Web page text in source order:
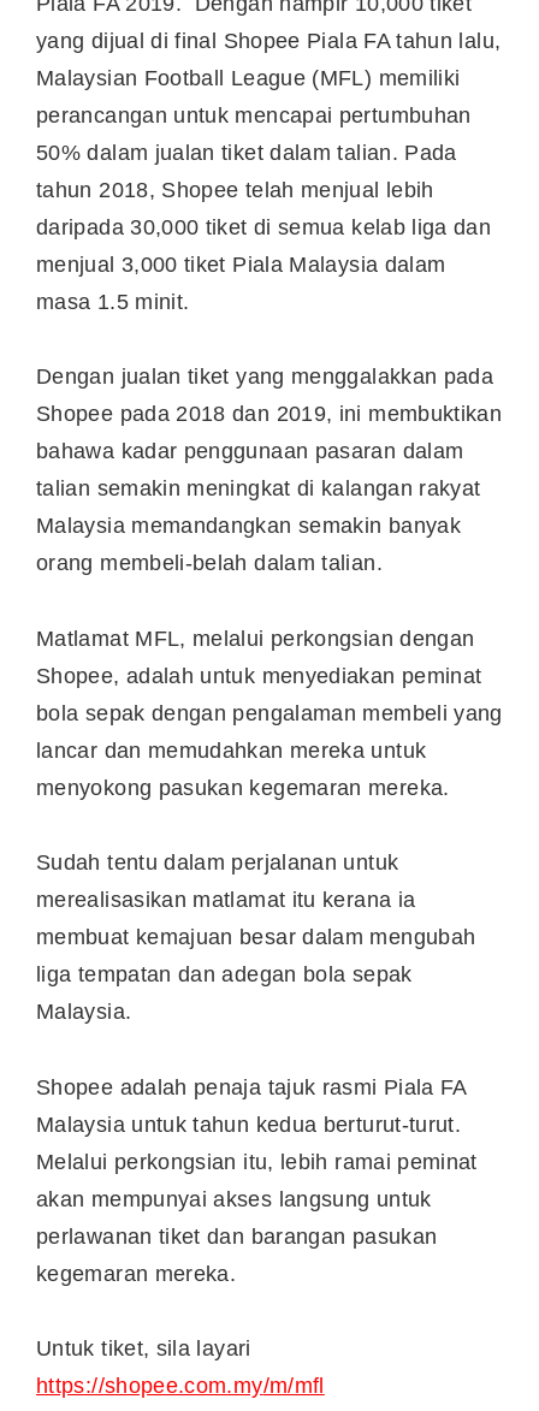
yang dijual di final Shopee Piala FA tahun lalu,
Malaysian Football League (MFL) memiliki
perancangan untuk mencapai pertumbuhan
50% dalam jualan tiket dalam talian. Pada
tahun 2018, Shopee telah menjual lebih
daripada 30,000 tiket di semua kelab liga dan
menjual 3,000 tiket Piala Malaysia dalam
masa 1.5 minit.
Dengan jualan tiket yang menggalakkan pada
Shopee pada 2018 dan 2019, ini membuktikan
bahawa kadar penggunaan pasaran dalam
talian semakin meningkat di kalangan rakyat
Malaysia memandangkan semakin banyak
orang membeli-belah dalam talian.
Matlamat MFL, melalui perkongsian dengan
Shopee, adalah untuk menyediakan peminat
bola sepak dengan pengalaman membeli yang
lancar dan memudahkan mereka untuk
menyokong pasukan kegemaran mereka.
Sudah tentu dalam perjalanan untuk
merealisasikan matlamat itu kerana ia
membuat kemajuan besar dalam mengubah
liga tempatan dan adegan bola sepak
Malaysia.
Shopee adalah penaja tajuk rasmi Piala FA
Malaysia untuk tahun kedua berturut-turut.
Melalui perkongsian itu, lebih ramai peminat
akan mempunyai akses langsung untuk
perlawanan tiket dan barangan pasukan
kegemaran mereka.
Untuk tiket, sila layari
https://shopee.com.my/m/mfl